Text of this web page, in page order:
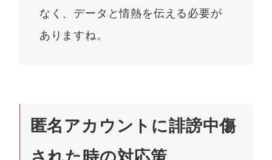
なく、データと情熱を伝える必要が
ありますね。
匿名アカウントに誹謗中傷